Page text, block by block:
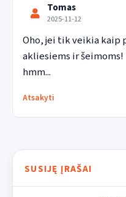
Tomas
2025-11-12
Oho, jei tik veikia kaip
akliesiems ir
hmm...
Atsakyti
SUSIJĘ ĮRAŠAI